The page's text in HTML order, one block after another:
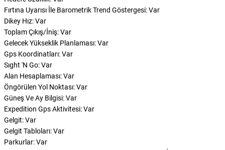
Fırtına Uyarısı İle Barometrik Trend Göstergesi: Var
Dikey Hız: Var
Toplam Çıkış/İniş: Var
Gelecek Yükseklik Planlaması: Var
Gps Koordinatları: Var
Sıght 'N Go: Var
Alan Hesaplaması: Var
Öngörülen Yol Noktası: Var
Güneş Ve Ay Bilgisi: Var
Expedition Gps Aktivitesi: Var
Gelgit: Var
Gelgit Tabloları: Var
Parkurlar: Var